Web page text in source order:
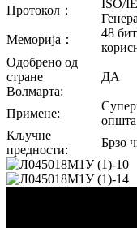
Протокол：
ISO/
Меморија：
48
Одобрено од
стране
Волмарта:
ДА
Примене:
Кључне
предности:
Брзо